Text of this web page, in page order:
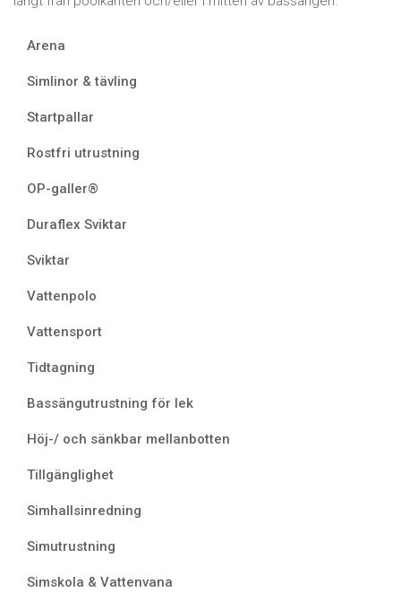
Arena
Simlinor & tävling
Startpallar
Rostfri utrustning
OP-galler®
Duraflex Sviktar
Sviktar
Vattenpolo
Vattensport
Tidtagning
Bassängutrustning för lek
Höj-/ och sänkbar mellanbotten
Tillgänglighet
Simhallsinredning
Simutrustning
Simskola & Vattenvana